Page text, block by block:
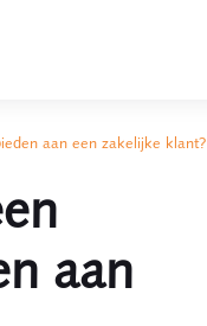
aan een zakelijke klant?
aan